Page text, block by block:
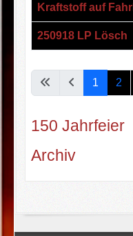
Kraftstoff auf
250918 LP Lösch
1 2
150 Jahrfeier
Archiv